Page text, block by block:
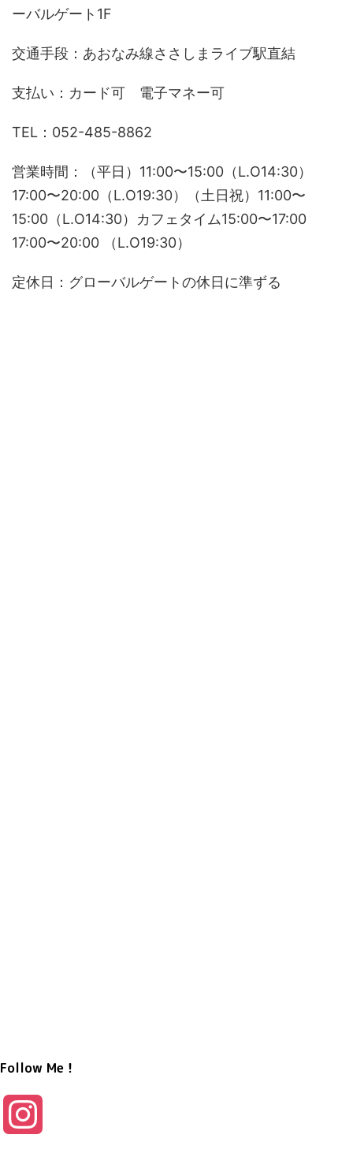
ーバルゲート1F
交通手段：あおなみ線ささしまライブ駅直結
支払い：カード可 電子マネー可
TEL：052-485-8862
営業時間：（平日）11:00〜15:00（L.O14:30）
17:00〜20:00（L.O19:30）（土日祝）11:00〜
15:00（L.O14:30）カフェタイム15:00〜17:00
17:00〜20:00 （L.O19:30）
定休日：グローバルゲートの休日に準ずる
Follow Me！